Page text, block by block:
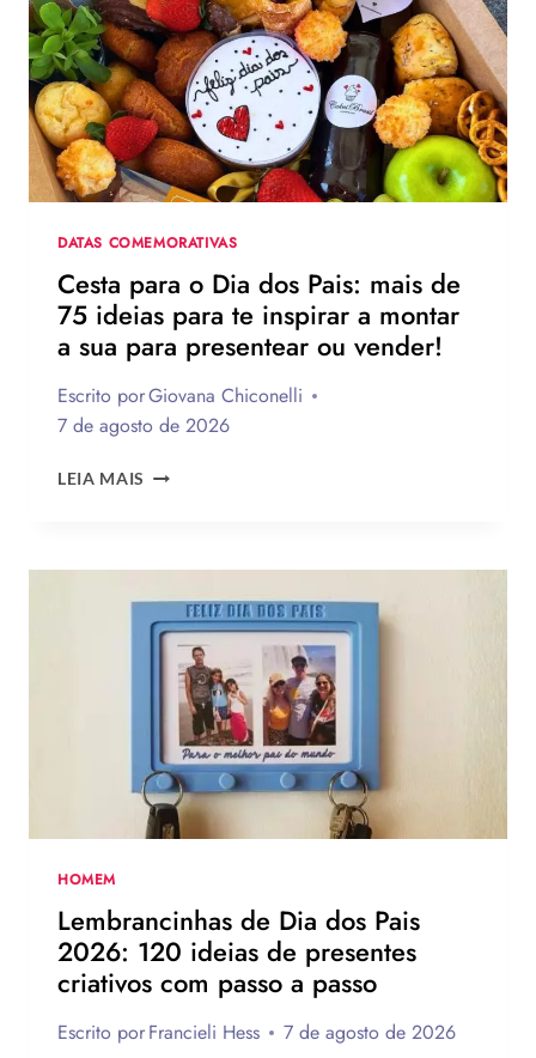
DOS
PAIS?
VEJA
130
FRASES
EMOCIONANTES
PARA
HOMENAGEAR
DATA
DATAS COMEMORATIVAS
Cesta para o Dia dos Pais: mais de
75 ideias para te inspirar a montar
a sua para presentear ou vender!
Escrito porGiovana Chiconelli
7 de agosto de 2026
LEIA MAIS CESTA
DOS
PAIS:
MAIS
IDEIAS
INSPIRAR
A
MONTAR
PRESENTEAR
OU
VENDER!
HOMEM
Lembrancinhas de Dia dos Pais
2026: 120 ideias de presentes
criativos com passo a passo
Escrito porFrancieli Hess 7 de agosto de 2026